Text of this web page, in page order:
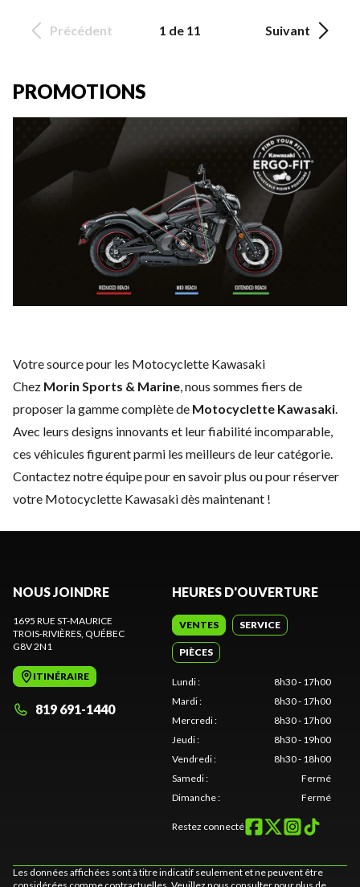
Précédent 1 de 11 Suivant
PROMOTIONS
Votre source pour les Motocyclette Kawasaki
Chez Morin Sports & Marine , nous sommes fiers de
proposer la gamme complète de Motocyclette Kawasaki
Avec leurs designs innovants et leur fiabilité incomparable,
ces véhicules figurent parmi les meilleurs de leur catégorie.
Contactez notre équipepour en savoir plus ou pour réserver
votre Motocyclette Kawasaki dès maintenant !
NOUS JOINDRE
1695 RUE ST-MAURICE
TROIS-RIVIÈRES , QUÉBEC
G8V 2N1
ITINÉRAIRE
819 691-1440
HEURES D'OUVERTURE
VENTES SERVICE
PIÈCES
Lundi:
8h30 - 17h00
Mardi:
8h30 - 17h00
Mercredi:
8h30 - 17h00
Jeudi:
8h30 - 19h00
Vendredi:
8h30 - 18h00
Samedi:
Fermé
Dimanche: Fermé
Restez connecté
Les données affichées sont à titre indicatif seulement et ne peuvent être